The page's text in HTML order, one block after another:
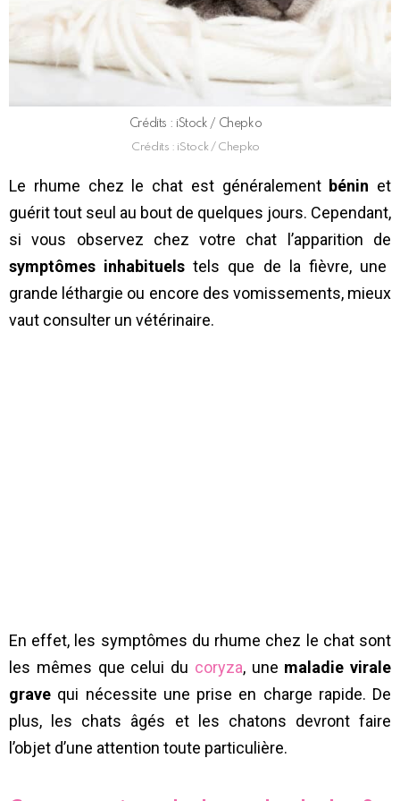
Crédits : iStock / Chepko
Crédits : iStock / Chepko
Le rhume chez le chat est généralement bénin et
guérit tout seul au bout de quelques jours. Cependant,
si vous observez chez votre chat l’apparition de
symptômes inhabituels tels que de la fièvre, une
grande léthargie ou encore des vomissements, mieux
vaut consulter un vétérinaire.
En effet, les symptômes du rhume chez le chat sont
les mêmes que celui du coryza, une maladie virale
grave qui nécessite une prise en charge rapide. De
plus, les chats âgés et les chatons devront faire
l’objet d’une attention toute particulière.